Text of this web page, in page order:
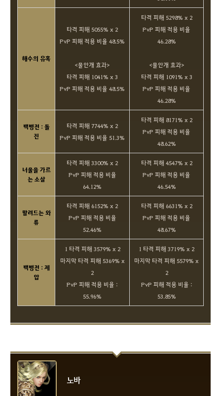
해수의 유혹
타격 피해 5055% x 2
PvP 피해 적용 비율 48.5%
<물안개 효과>
타격 피해 1041% x 3
PvP 피해 적용 비율 48.5%
타격 피해 5298% x 2
PvP 피해 적용 비율
46.28%
<물안개 효과>
타격 피해 1091% x 3
PvP 피해 적용 비율
46.28%
백병전 : 돌
진
타격 피해 7744% x 2
PvP 피해 적용 비율 51.3%
타격 피해 8171% x 2
PvP 피해 적용 비율
48.62%
너울을 가르
는 소살
타격 피해 3300% x 2
PvP 피해 적용 비율
64.12%
타격 피해 4547% x 2
PvP 피해 적용 비율
46.54%
말려드는 와
류
타격 피해 6152% x 2
PvP 피해 적용 비율
52.46%
타격 피해 6631% x 2
PvP 피해 적용 비율
48.67%
백병전 : 제
압
1 타격 피해 3579% x 2
마지막 타격 피해 5369% x
2
PvP 피해 적용 비율 :
55.96%
1 타격 피해 3719% x 2
마지막 타격 피해 5579% x
2
PvP 피해 적용 비율 :
53.85%
노바